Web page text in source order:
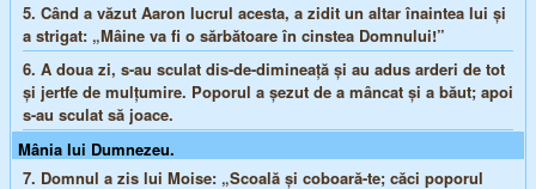
5. Când a văzut Aaron lucrul acesta, a zidit un altar înaintea lui şi
a strigat: „Mâine va fi o sărbătoare în cinstea Domnului!”
6. A doua zi, s-au sculat dis-de-dimineaţă şi au adus arderi de tot
şi jertfe de mulţumire. Poporul a şezut de a mâncat şi a băut; apoi
s-au sculat să joace.
Mânia lui Dumnezeu.
7. Domnul a zis lui Moise: „Scoală şi coboară-te; căci poporul